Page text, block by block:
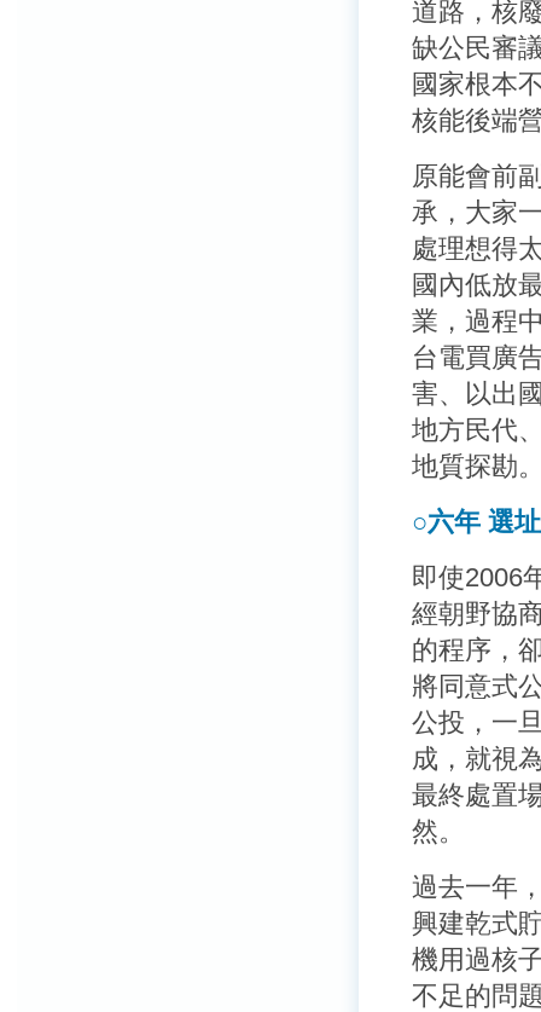
道路，核
缺公民審
國家根本
核能後端
原能會前
承，大家
處理想得
國內低放
業，過程
台電買廣
害、以出
地方民代
地質探勘
○六年 選
即使2006
經朝野協
的程序，
將同意式
公投，一
成，就視
最終處置
然。
過去一年
興建乾式
機用過核
不足的問